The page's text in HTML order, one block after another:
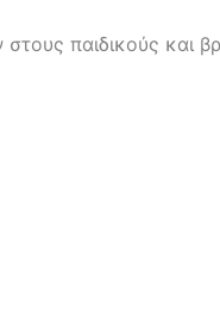
παιδικούς και